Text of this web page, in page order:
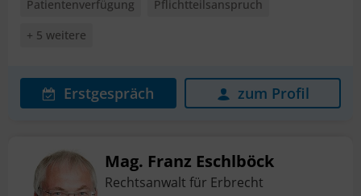
Patientenverfügung
Pflichtteilsanspruch
+ 5 weitere
Erstgespräch zum Profil
Mag. Franz Eschlböck
Rechtsanwalt für Erbrecht